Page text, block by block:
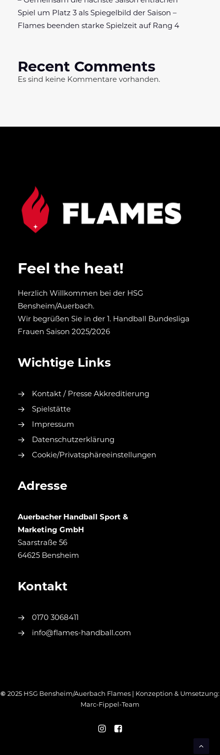
Spiel um Platz 3 als Spiegelbild der Saison –
Flames beenden starke Spielzeit auf Rang 4
Recent Comments
Es sind keine Kommentare vorhanden.
Feel the heat!
Herzlich Willkommen bei der HSG
Bensheim/Auerbach.
Wir begrüßen Sie in der 1. Handball Bundesliga
Frauen Saison 2025/2026
Wichtige Links
Kontakt / Presse Akkreditierung
Spielstätte
Impressum
Datenschutzerklärung
Cookie/Privatsphäreeinstellungen
Adresse
Auerbacher Handball Sport &
Marketing GmbH
Saarstraße 56
64625 Bensheim
Kontakt
0170 3068411
info@flames-handball.com
© 2025 HSG Bensheim/Auerbach Flames | Konzeption & Umsetzung:
Marc-Fippel-Team